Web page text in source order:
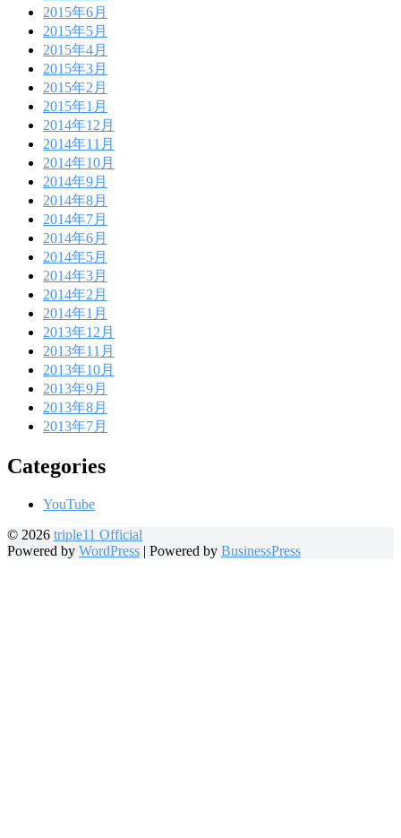
2015年6月
2015年5月
2015年4月
2015年3月
2015年2月
2015年1月
2014年12月
2014年11月
2014年10月
2014年9月
2014年8月
2014年7月
2014年6月
2014年5月
2014年3月
2014年2月
2014年1月
2013年12月
2013年11月
2013年10月
2013年9月
2013年8月
2013年7月
Categories
YouTube
© 2026 triple11 Official
Powered by WordPress | Powered by BusinessPress